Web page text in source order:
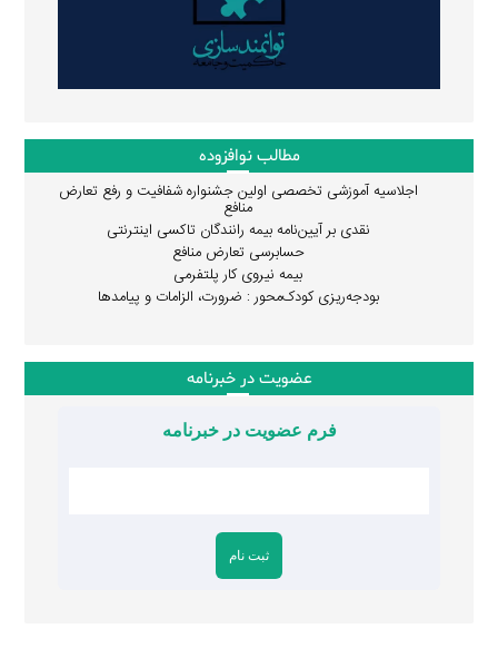
مطالب نوافزوده
اجلاسیه آموزشی تخصصی اولین جشنواره شفافیت و رفع تعارض
منافع
نقدی بر آیین‌نامه بیمه رانندگان تاکسی اینترنتی
حسابرسی تعارض منافع
بیمه نیروی کار پلتفرمی
بودجه‌ریزی کودک‌محور : ضرورت، الزامات و پیامدها
عضویت در خبرنامه
فرم عضویت در خبرنامه